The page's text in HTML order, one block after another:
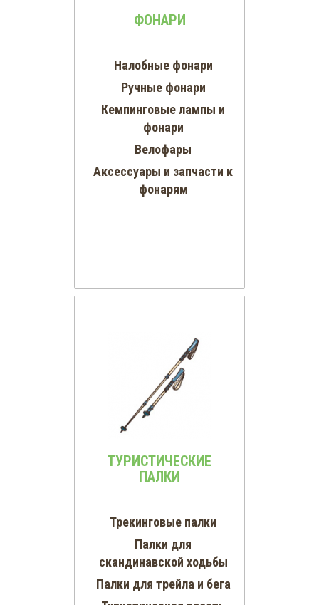
ФОНАРИ
Налобные фонари
Ручные фонари
Кемпинговые лампы и
фонари
Велофары
Аксессуары и запчасти к
фонарям
ТУРИСТИЧЕСКИЕ
ПАЛКИ
Трекинговые палки
Палки для
скандинавской ходьбы
Палки для трейла и бега